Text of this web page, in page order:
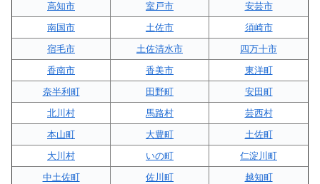
高知市 室戸市
安芸市
南国市
土佐市
須崎市
宿毛市
土佐清水市
四万十市
香南市
香美市
東洋町
奈半利町
田野町
安田町
北川村
馬路村
芸西村
本山町
大豊町
土佐町
大川村
いの町
仁淀川町
中土佐町
佐川町
越知町